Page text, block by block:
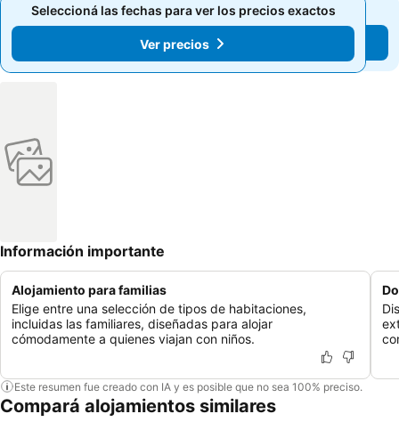
Seleccioná las fechas para ver los precios exactos
Ver precios
Seleccioná las fechas para ver los precios exactos
Ver precios
Información importante
Alojamiento para familias
Elige entre una selección de tipos de habitaciones,
incluidas las familiares, diseñadas para alojar
cómodamente a quienes viajan con niños.
Este resumen fue creado con IA y es posible que no sea 100% preciso.
Compará alojamientos similares